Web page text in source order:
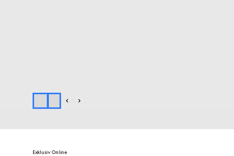
Exklusiv Online